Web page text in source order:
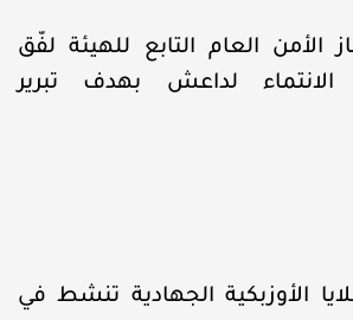
العام التابع للهيئة لفّق
الانتماء لداعش بهدف تبرير
الأوزبكية الجهادية تنشط في